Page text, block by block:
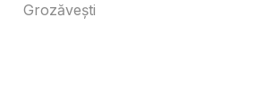
Grozăvești